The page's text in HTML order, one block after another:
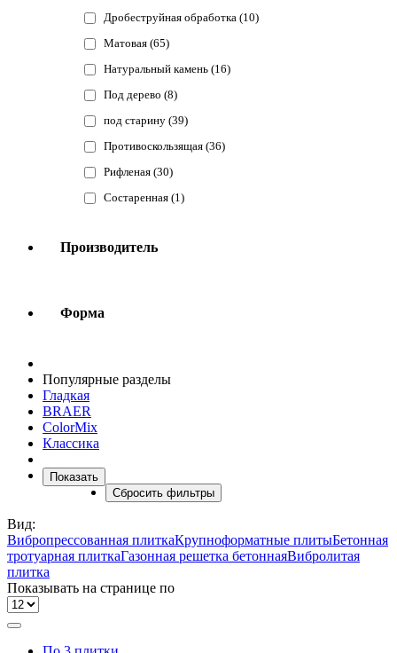
Дробеструйная обработка (10)
Матовая (65)
Натуральный камень (16)
Под дерево (8)
под старину (39)
Противоскользящая (36)
Рифленая (30)
Состаренная (1)
Производитель
Форма
Популярные разделы
Гладкая
BRAER
ColorMix
Классика
Показать
Сбросить фильтры
Вид:
Вибропрессованная плиткаКрупноформатные плитыБетонная
тротуарная плиткаГазонная решетка бетоннаяВибролитая
плитка
Показывать на странице по